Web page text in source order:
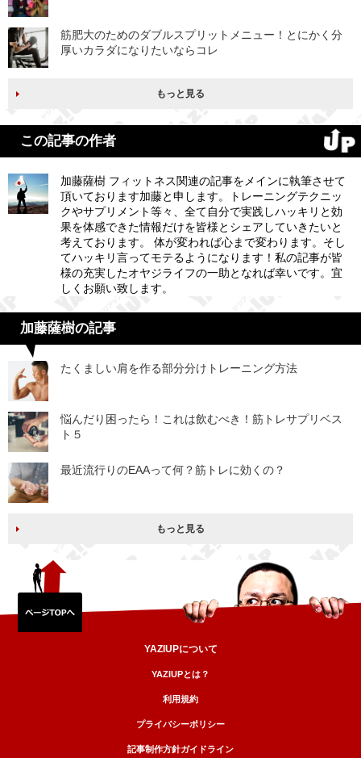
筋肥大のためのダブルスプリットメニュー！とにかく分
厚いカラダになりたいならコレ
もっと見る
この記事の作者
加藤薩樹 フィットネス関連の記事をメインに執筆させて
頂いております加藤と申します。トレーニングテクニッ
クやサプリメント等々、全て自分で実践しハッキリと効
果を体感できた情報だけを皆様とシェアしていきたいと
考えております。 体が変われば心まで変わります。そし
てハッキリ言ってモテるようになります！私の記事が皆
様の充実したオヤジライフの一助となれば幸いです。宜
しくお願い致します。
加藤薩樹の記事
たくましい肩を作る部分分けトレーニング方法
悩んだり困ったら！これは飲むべき！筋トレサプリベス
ト５
最近流行りのEAAって何？筋トレに効くの？
もっと見る
YAZIUPについて
YAZIUPとは？
利用規約
プライバシーポリシー
記事制作方針ガイドライン